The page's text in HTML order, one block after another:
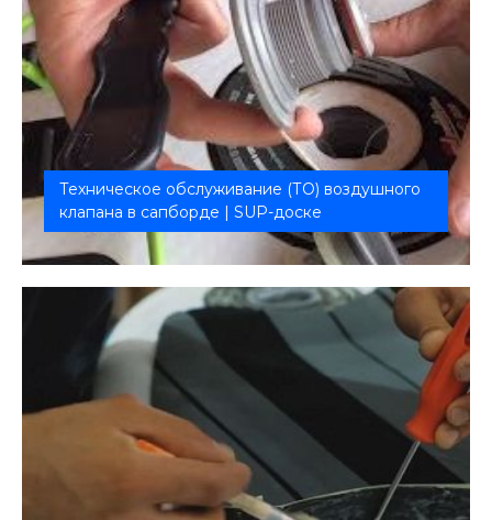
Техническое обслуживание (ТО) воздушного
клапана в сапборде | SUP-доске
Чистка и дополнительная герметизация